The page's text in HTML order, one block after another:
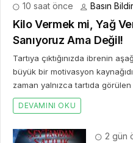
10 saat önce Basın
Kilo Vermek mi, Yağ
Sanıyoruz Ama Değil!
Tartıya çıktığınızda ibrenin
büyük bir motivasyon
zaman yalnızca tartıda
DEVAMINI OKU
2 gün